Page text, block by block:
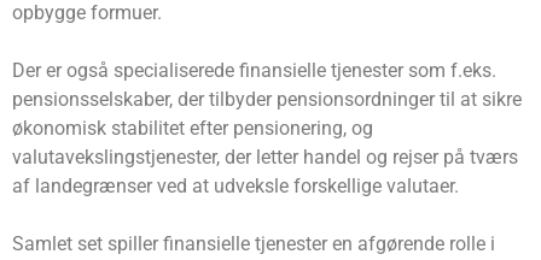
opbygge formuer.
Der er også specialiserede finansielle tjenester som f.eks.
pensionsselskaber, der tilbyder pensionsordninger til at sikre
økonomisk stabilitet efter pensionering, og
valutavekslingstjenester, der letter handel og rejser på tværs
af landegrænser ved at udveksle forskellige valutaer.
Samlet set spiller finansielle tjenester en afgørende rolle i